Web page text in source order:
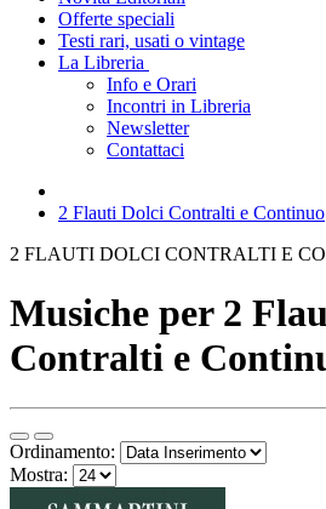
Offerte speciali
Testi rari, usati o vintage
La Libreria
Info e Orari
Incontri in Libreria
Newsletter
Contattaci
2 Flauti Dolci Contralti e Continuo
2 FLAUTI DOLCI CONTRALTI E
Musiche per 2
Contralti e
Ordinamento:
Mostra: